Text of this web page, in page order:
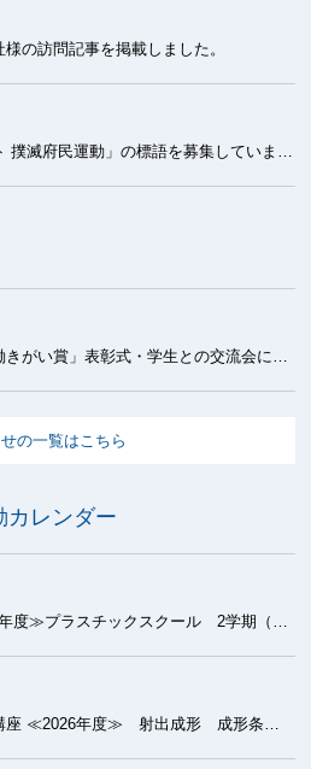
の訪問記事を掲載しました。
の一覧はこちら
カレンダー
プラスチックスクール ≪2026年度≫プラスチックスクール 2学期（成形）
射出成形 成形条件の作り方講座 ≪2026年度≫ 射出成形 成形条件の作り方講座